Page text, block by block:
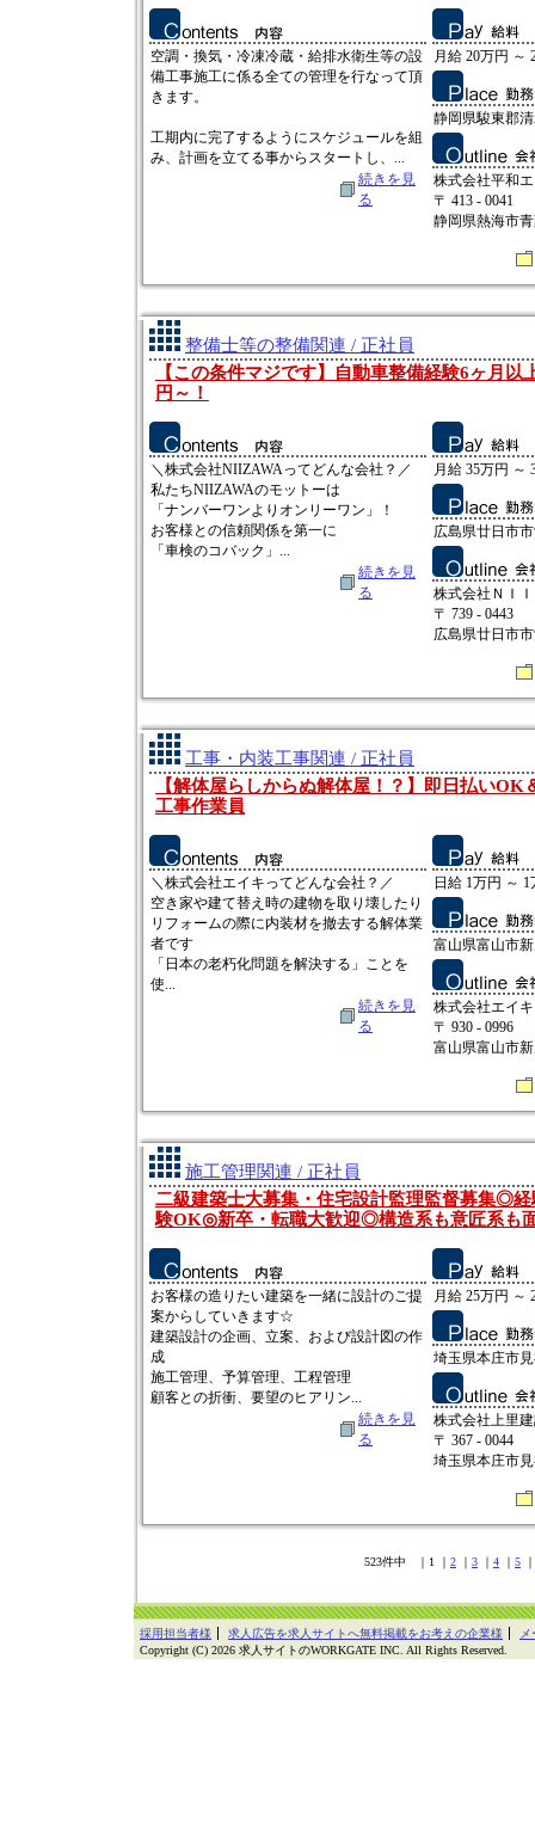
空調・換気・冷凍冷蔵・給排水衛生等の設
備工事施工に係る全ての管理を行なって頂
きます。
工期内に完了するようにスケジュールを組
み、計画を立てる事からスタートし、...
続きを見
る
月給 20万円 ～
静岡県駿東郡
株式会社平和
〒 413 - 0041
静岡県熱海市
整備士等の整備関連 / 正社員
【この条件マジです】自動車整備経験6ヶ月以
円～！
＼株式会社NIIZAWAってどんな会社？／
私たちNIIZAWAのモットーは
「ナンバーワンよりオンリーワン」！
お客様との信頼関係を第一に
「車検のコバック」...
続きを見
る
月給 35万円 ～
広島県廿日市
株式会社ＮＩ
〒 739 - 0443
広島県廿日市
工事・内装工事関連 / 正社員
【解体屋らしからぬ解体屋！？】即日払いOK
工事作業員
＼株式会社エイキってどんな会社？／
空き家や建て替え時の建物を取り壊したり
リフォームの際に内装材を撤去する解体業
者です
「日本の老朽化問題を解決する」ことを
使...
続きを見
る
日給 1万円 ～ 1
富山県富山市
株式会社エイキ
〒 930 - 0996
富山県富山市
施工管理関連 / 正社員
二級建築士大募集・住宅設計監理監督募集◎
験OK◎新卒・転職大歓迎◎構造系も意匠系も
お客様の造りたい建築を一緒に設計のご提
案からしていきます☆
建築設計の企画、立案、および設計図の作
成
施工管理、予算管理、工程管理
顧客との折衝、要望のヒアリン...
続きを見
る
月給 25万円 ～
埼玉県本庄市
株式会社上里
〒 367 - 0044
埼玉県本庄市
523件中 ｜1 ｜ 2 ｜ 3 ｜ 4 ｜ 5 ｜
採用担当者様 求人広告を求人サイトへ無料掲載をお考えの企業様
Copyright (C) 2026 求人サイトのWORKGATE INC. All Rights Reserved.